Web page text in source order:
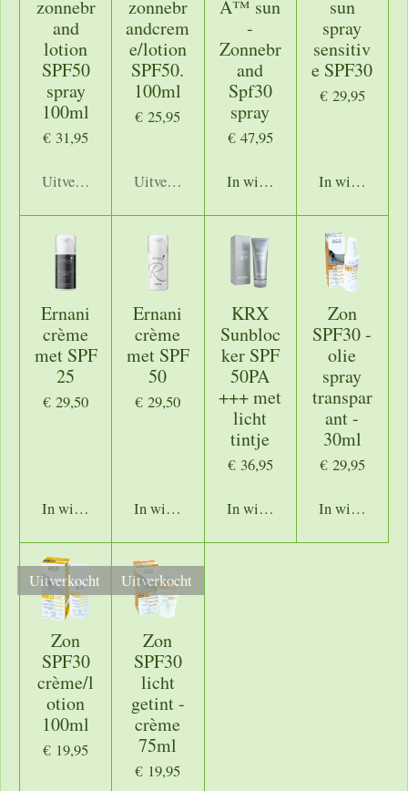
zonnebr
and
lotion
SPF50
spray
100ml
€ 31,95
Uitverkocht
zonnebr
andcrem
e/lotion
SPF50.
100ml
€ 25,95
Uitverkocht
A™ sun
-
Zonnebr
and
Spf30
spray
€ 47,95
In winkelwagen
sun
spray
sensitiv
e SPF30
€ 29,95
In
Ernani
crème
met SPF
25
€ 29,50
In winkelwagen
Ernani
crème
met SPF
50
€ 29,50
In winkelwagen
KRX
Sunbloc
ker SPF
50PA
+++ met
licht
tintje
€ 36,95
In winkelwagen
Zon
SPF30 -
olie
spray
transpar
ant -
30ml
€ 29,95
In
Uitverkocht
Zon
SPF30
crème/l
otion
100ml
€ 19,95
Uitverkocht
Zon
SPF30
licht
getint -
crème
75ml
€ 19,95